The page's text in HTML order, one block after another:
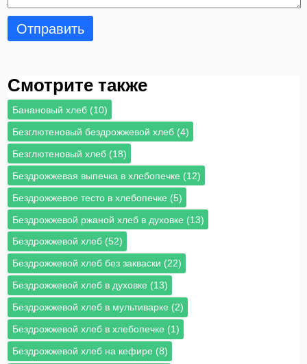
Отправить
Смотрите также
Банановый хлеб (10)
Безглютеновый бездрожжевой хлеб (4)
Безглютеновый хлеб (18)
Бездрожжевая выпечка в хлебопечке (12)
Бездрожжевое тесто в хлебопечке (5)
Бездрожжевой ржаной хлеб в духовке (13)
Бездрожжевой хлеб (52)
Бездрожжевой хлеб без закваски (22)
Бездрожжевой хлеб в духовке (13)
Бездрожжевой хлеб в мультиварке (2)
Бездрожжевой хлеб в хлебопечке (1)
Бездрожжевой хлеб на кефире (8)